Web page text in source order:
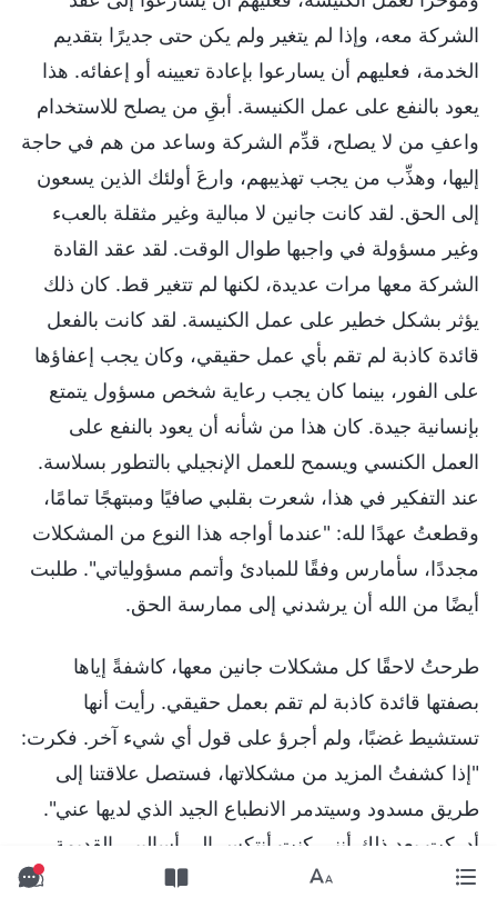
الشركة معه، وإذا لم يتغير ولم يكن حتى جديرًا بتقديم
الخدمة، فعليهم أن يسارعوا بإعادة تعيينه أو إعفائه. هذا
يعود بالنفع على عمل الكنيسة. أبقِ من يصلح للاستخدام
واعفِ من لا يصلح، قدِّم الشركة وساعد من هم في حاجة
إليها، وهذِّب من يجب تهذيبهم، وارعَ أولئك الذين يسعون
إلى الحق. لقد كانت جانين لا مبالية وغير مثقلة بالعبء
وغير مسؤولة في واجبها طوال الوقت. لقد عقد القادة
الشركة معها مرات عديدة، لكنها لم تتغير قط. كان ذلك
يؤثر بشكل خطير على عمل الكنيسة. لقد كانت بالفعل
قائدة كاذبة لم تقم بأي عمل حقيقي، وكان يجب إعفاؤها
على الفور، بينما كان يجب رعاية شخص مسؤول يتمتع
بإنسانية جيدة. كان هذا من شأنه أن يعود بالنفع على
العمل الكنسي ويسمح للعمل الإنجيلي بالتطور بسلاسة.
عند التفكير في هذا، شعرت بقلبي صافيًا ومبتهجًا تمامًا،
وقطعتُ عهدًا لله: "عندما أواجه هذا النوع من المشكلات
مجددًا، سأمارس وفقًا للمبادئ وأتمم مسؤولياتي". طلبت
أيضًا من الله أن يرشدني إلى ممارسة الحق.
طرحتُ لاحقًا كل مشكلات جانين معها، كاشفةً إياها
بصفتها قائدة كاذبة لم تقم بعمل حقيقي. رأيت أنها
تستشيط غضبًا، ولم أجرؤ على قول أي شيء آخر. فكرت:
"إذا كشفتُ المزيد من مشكلاتها، فستصل علاقتنا إلى
طريق مسدود وسيتدمر الانطباع الجيد الذي لديها عني".
أدركت بعد ذلك أنني كنت أنتكس إلى أساليبي القديمة،
لذلك صليت إلى الله: "يا الله، أريد أن أمارس الحق، وأتمم